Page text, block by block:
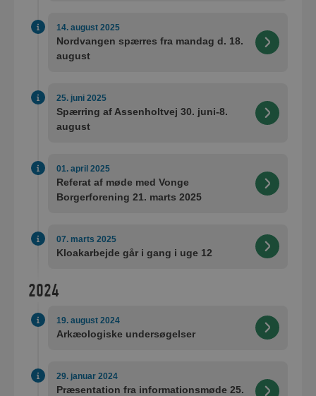
14. august 2025
Nordvangen spærres fra mandag d. 18.
august
25. juni 2025
Spærring af Assenholtvej 30. juni-8.
august
01. april 2025
Referat af møde med Vonge
Borgerforening 21. marts 2025
07. marts 2025
Kloakarbejde går i gang i uge 12
2024
19. august 2024
Arkæologiske undersøgelser
29. januar 2024
Præsentation fra informationsmøde 25.